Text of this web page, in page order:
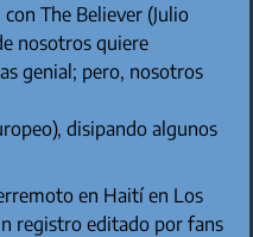
The Believer (Julio
nosotros quiere
genial; pero, nosotros
disipando algunos
en Haití en Los
registro editado por fans